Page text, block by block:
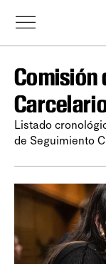
Comisión
Listado
de Seguimiento